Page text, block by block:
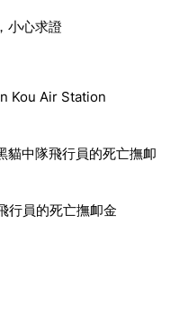
小心求證
Kou Air Station
貓中隊飛行員的死亡撫卹
行員的死亡撫卹金